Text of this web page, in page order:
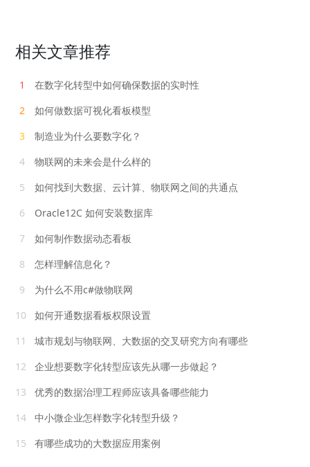
相关文章推荐
1
在数字化转型中如何确保数据的实时性
2
如何做数据可视化看板模型
3
制造业为什么要数字化？
4
物联网的未来会是什么样的
5
如何找到大数据、云计算、物联网之间的共通点
6
Oracle12C 如何安装数据库
7
如何制作数据动态看板
8
怎样理解信息化？
9
为什么不用c#做物联网
10
如何开通数据看板权限设置
11
城市规划与物联网、大数据的交叉研究方向有哪些
12
企业想要数字化转型应该先从哪一步做起？
13
优秀的数据治理工程师应该具备哪些能力
14
中小微企业怎样数字化转型升级？
15
有哪些成功的大数据应用案例